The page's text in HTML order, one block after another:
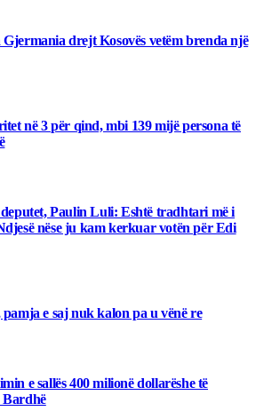
drejt Kosovës vetëm brenda një
në 3 për qind, mbi 139 mijë persona të
Paulin Luli: Eshtë tradhtari më i
nëse ju kam kerkuar votën për Edi
e saj nuk kalon pa u vënë re
e sallës 400 milionë dollarëshe të
Bardhë